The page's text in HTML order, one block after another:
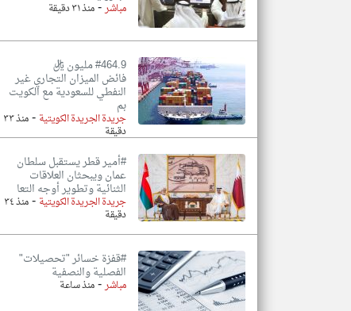
مباشر-منذ ٣١ دقيقة
#464.9 مليون ريال
فائض الميزان التجاري غير
النفطي للسعودية مع الكويت
بم
جريدة الجريدة الكويتية - منذ ٣٣
دقيقة
#أمير قطر يستقبل سلطان
عمان ويبحثان العلاقات
الثنائية وتطوير أوجه التعا
جريدة الجريدة الكويتية - منذ ٣٤
دقيقة
#قفزة خسائر "تحصيلات"
الفصلية والنصفية
مباشر-منذ ساعة